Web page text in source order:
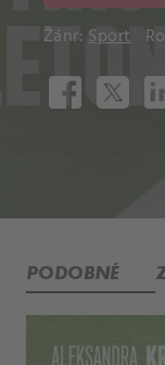
Žánr:Sport
PODOBNÉ